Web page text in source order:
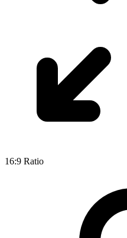
16:9 Ratio